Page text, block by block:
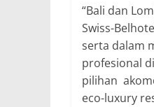
“Bali dan
Swiss-
serta dalam
profesional
pilihan
eco-luxury